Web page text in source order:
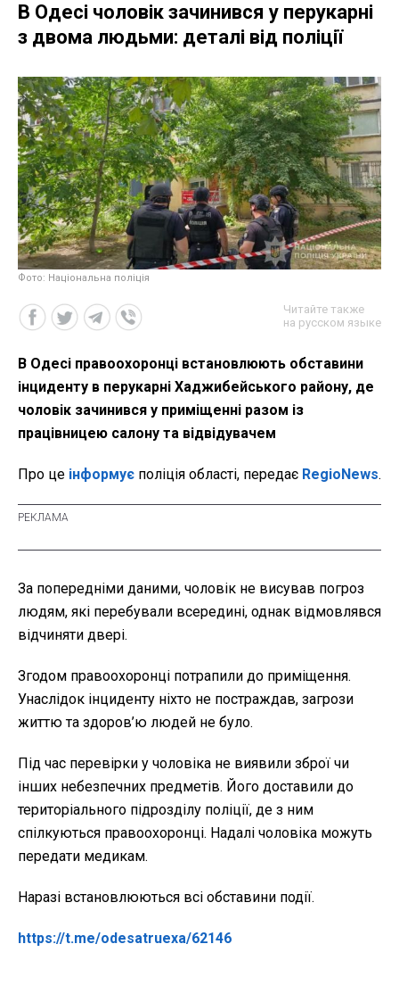
В Одесі чоловік зачинився у перукарні
з двома людьми: деталі від поліції
Фото: Національна поліція
Читайте также
на русском языке
В Одесі правоохоронці встановлюють обставини
інциденту в перукарні Хаджибейського району, де
чоловік зачинився у приміщенні разом із
працівницею салону та відвідувачем
Про це інформує поліція області, передає RegioNews.
За попередніми даними, чоловік не висував погроз
людям, які перебували всередині, однак відмовлявся
відчиняти двері.
Згодом правоохоронці потрапили до приміщення.
Унаслідок інциденту ніхто не постраждав, загрози
життю та здоров’ю людей не було.
Під час перевірки у чоловіка не виявили зброї чи
інших небезпечних предметів. Його доставили до
територіального підрозділу поліції, де з ним
спілкуються правоохоронці. Надалі чоловіка можуть
передати медикам.
Наразі встановлюються всі обставини події.
https://t.me/odesatruexa/62146